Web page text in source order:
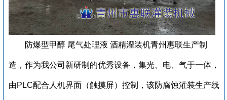
防爆型甲醇 尾气处理液 酒精灌装机青州惠联生产制
造， 作为我公司新研制的优秀设备，集光、电、气于一体，
由PLC配合人机界面（触摸屏）控制，该防腐蚀灌装生产线